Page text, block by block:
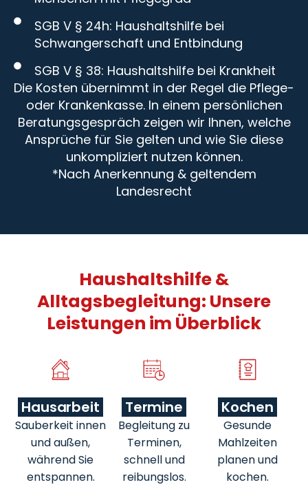
SGB V § 24h: Haushaltshilfe bei
Schwangerschaft und Entbindung
SGB V § 38: Haushaltshilfe bei Krankheit
Die Kosten übernimmt in der Regel die Pflege-
oder Krankenkasse. In einem persönlichen
Beratungsgespräch zeigen wir Ihnen, welche
Ansprüche für Sie gelten und wie Sie diese
unkompliziert nutzen können.
*Nach Anerkennung & geltendem
Landesrecht
Haushaltshilfe &
Alltagsbegleitung: Unsere
Leistungen im Überblick
Hausarbeit
Sauberkeit innen
und außen,
während Sie
entspannen.
Termine
Begleitung zu
Terminen,
schnell und
reibungslos.
Kochen
Gesunde
Mahlzeiten
planen und
kochen.